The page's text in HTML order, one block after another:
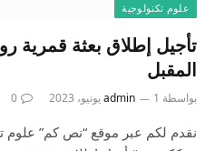
علوم تكنولوجية
تأجيل إطلاق بعثة
المقبل
بواسطة admin 1 يونيو، 2023 0
نقدم لكم عبر موقع “نص كم” علوم